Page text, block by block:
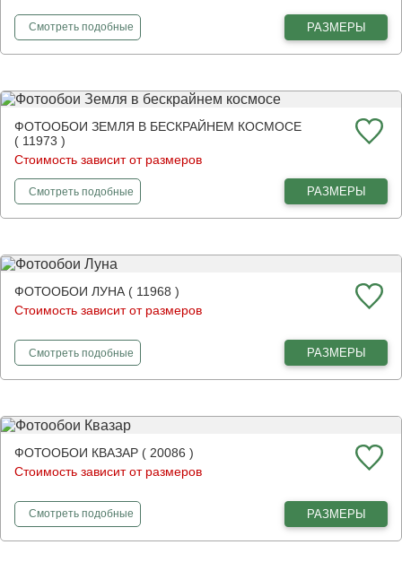
Смотретьфотообои
подобные РАЗМЕРЫ
ФОТООБОИ ЗЕМЛЯ В БЕСКРАЙНЕМ КОСМОСЕ
( 11973 )
Стоимость зависит от размеров
Смотретьфотообои
подобные РАЗМЕРЫ
ФОТООБОИ ЛУНА ( 11968 )
Стоимость зависит от размеров
Смотретьфотообои
подобные РАЗМЕРЫ
ФОТООБОИ КВАЗАР ( 20086 )
Стоимость зависит от размеров
Смотретьфотообои
подобные РАЗМЕРЫ